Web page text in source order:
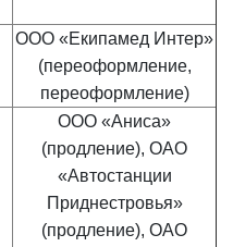
ООО «Екипамед Интер»
(переоформление,
переоформление)
ООО «Аниса»
(продление), ОАО
«Автостанции
Приднестровья»
(продление), ОАО